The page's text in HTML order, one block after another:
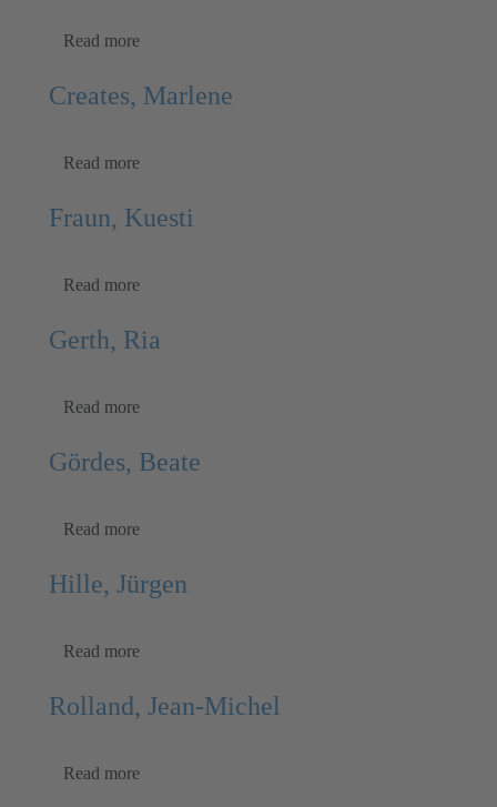
Read more
Creates, Marlene
Read more
Fraun, Kuesti
Read more
Gerth, Ria
Read more
Gördes, Beate
Read more
Hille, Jürgen
Read more
Rolland, Jean-Michel
Read more